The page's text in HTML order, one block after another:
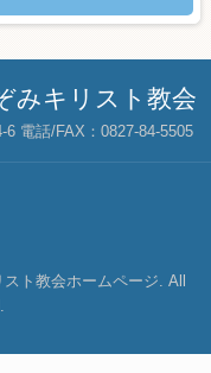
みキリスト教会
電話/FAX：0827-84-5505
ト教会ホームページ. All